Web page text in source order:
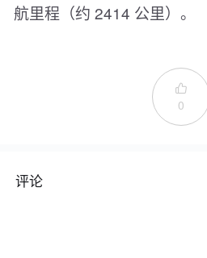
航里程（约 2414 公里）。

0
评论